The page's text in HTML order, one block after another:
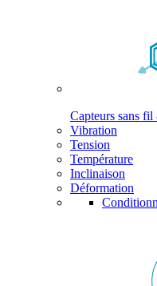
Capteurs sans
Vibration
Tension
Température
Inclinaison
Déformation